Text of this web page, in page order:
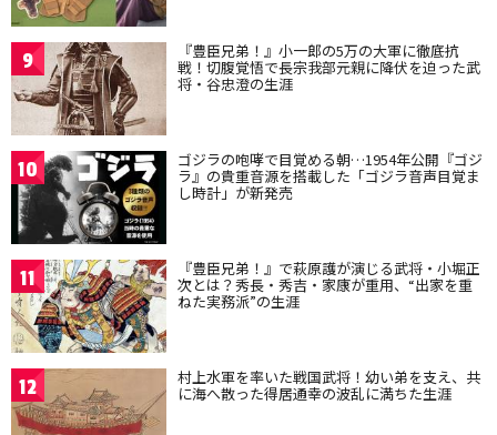
9 『豊臣兄弟！』小一郎の5万の大軍に徹底抗
戦！切腹覚悟で長宗我部元親に降伏を迫った武
将・谷忠澄の生涯
10 ゴジラの咆哮で目覚める朝…1954年公開『ゴジ
ラ』の貴重音源を搭載した「ゴジラ音声目覚ま
し時計」が新発売
11 『豊臣兄弟！』で萩原護が演じる武将・小堀正
次とは？秀長・秀吉・家康が重用、“出家を重
ねた実務派”の生涯
12 村上水軍を率いた戦国武将！幼い弟を支え、共
に海へ散った得居通幸の波乱に満ちた生涯